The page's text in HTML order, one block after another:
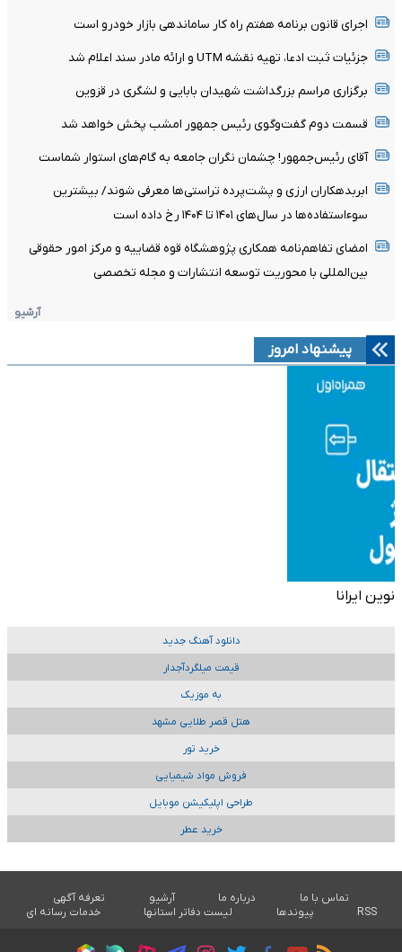
اجرای قانون برنامه هفتم راه کار ساماندهی بازار خودرو است
جزئیات ثبت ادعا، تهیه نقشه UTM و ارائه مادر سند اعلام شد
برگزاری مراسم بزرگداشت شهیدان بابایی و لشگری در قزوین
قسمت دوم گفت‌وگوی رئیس جمهور امشب پخش خواهد شد
آقای رئیس‌جمهور! چشمان نگران جامعه به گام‌های استوار شماست
ابربدهکاران ارزی و پشت‌پرده تراستی‌ها معرفی شوند/ بیشترین
سوءاستفاده‌ها در سال‌های ۱۴۰۱ تا ۱۴۰۴ رخ داده است
امضای تفاهم‌نامه همکاری پژوهشگاه قوه قضاییه و مرکز امور حقوقی
بین‌المللی با محوریت توسعه انتشارات و مجله تخصصی
آرشیو
پیشنهاد امروز
نوین ایرانا
دانلود آهنگ جدید
قیمت میلگردآجدار
به موزیک
هتل قصر طلایی مشهد
خرید تور
فروش مواد شیمیایی
طراحی اپلیکیشن موبایل
خرید عطر
تماس با ما درباره ما آرشیو
تعرفه آگهی
RSS
پیوندها لیست دفاتر استانها خدمات رسانه ای